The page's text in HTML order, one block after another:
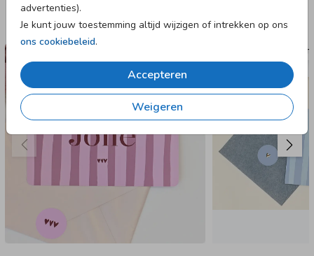
advertenties).
Je kunt jouw toestemming altijd wijzigen of intrekken op ons
ons cookiebeleid.
Accepteren
Weigeren
2. Eindformaat 10 x 15 cm (oorspronkelijk 11 x 17 cm)
- Het papier heeft een klassieke handgeschept papier-look
en is geen echt handgeschept papier.
- Aanbeveling: bestel 5 extra kaarten om snijfouten te
compenseren.
- Je kan een proefdruk bestellen van dit kaartje.
#sharon #bo
Deze designs vind je misschien ook leuk